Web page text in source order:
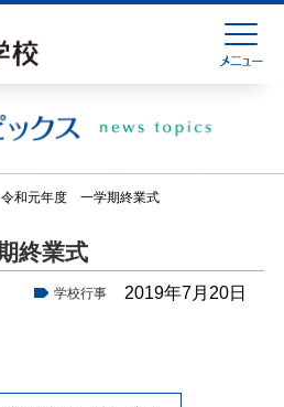
令和元年度 一学期終業式
終業式
学校行事 2019年7月20日